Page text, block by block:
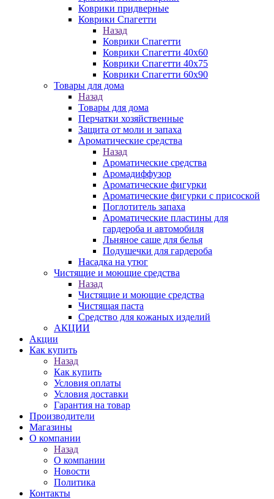
Коврики придверные
Коврики Спагетти
Назад
Коврики Спагетти
Коврики Спагетти 40х60
Коврики Спагетти 40х75
Коврики Спагетти 60х90
Товары для дома
Назад
Товары для дома
Перчатки хозяйственные
Защита от моли и запаха
Ароматические средства
Назад
Ароматические средства
Аромадиффузор
Ароматические фигурки
Ароматические фигурки с присоской
Поглотитель запаха
Ароматические пластины для
гардероба и автомобиля
Льняное саше для белья
Подушечки для гардероба
Насадка на утюг
Чистящие и моющие средства
Назад
Чистящие и моющие средства
Чистящая паста
Средство для кожаных изделий
АКЦИИ
Акции
Как купить
Назад
Как купить
Условия оплаты
Условия доставки
Гарантия на товар
Производители
Магазины
О компании
Назад
О компании
Новости
Политика
Контакты